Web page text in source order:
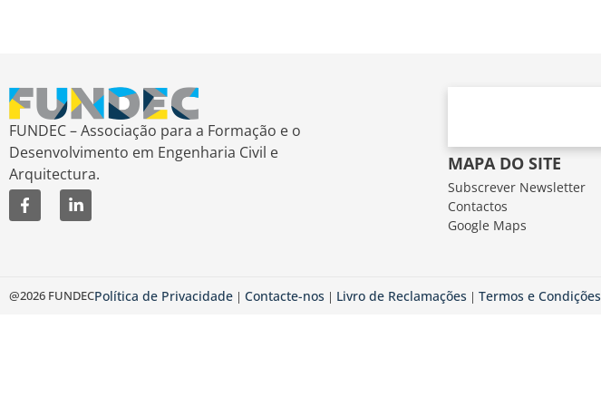
FUNDEC – Associação para a Formação e o
Desenvolvimento em Engenharia Civil e
Arquitectura.
MAPA DO SITE
Subscrever Newsletter
Contactos
Google Maps
@2026 FUNDECPolítica de Privacidade | Contacte-nos | Livro de Reclamações | Termos e Condições